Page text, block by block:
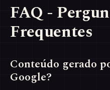
FAQ -
Frequentes
Conteúdo gerado
Google?